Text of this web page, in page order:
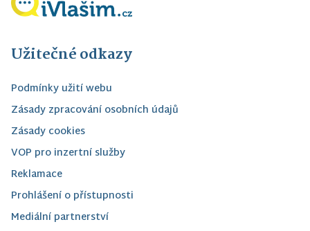
Užitečné odkazy
Podmínky užití webu
Zásady zpracování osobních údajů
Zásady cookies
VOP pro inzertní služby
Reklamace
Prohlášení o přístupnosti
Mediální partnerství